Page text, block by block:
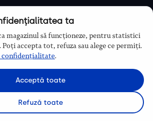
România
– 16:00
ta
magazinul să funcționeze, pentru statistici
accepta tot, refuza sau alege ce permiți.
confidențialitate.
Acceptă toate
Refuză toate